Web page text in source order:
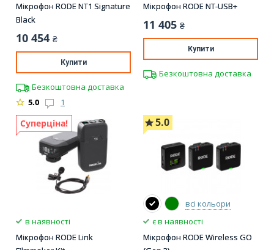
Мікрофон RODE NT1 Signature
Black
10 454 ₴
Купити
Безкоштовна доставка
5.0
1
Мікрофон RODE NT-USB+
11 405 ₴
Купити
Безкоштовна доставка
Суперціна!
в наявності
Мікрофон RODE Link
5.0
всі кольори
є в наявності
Мікрофон RODE Wireless GO